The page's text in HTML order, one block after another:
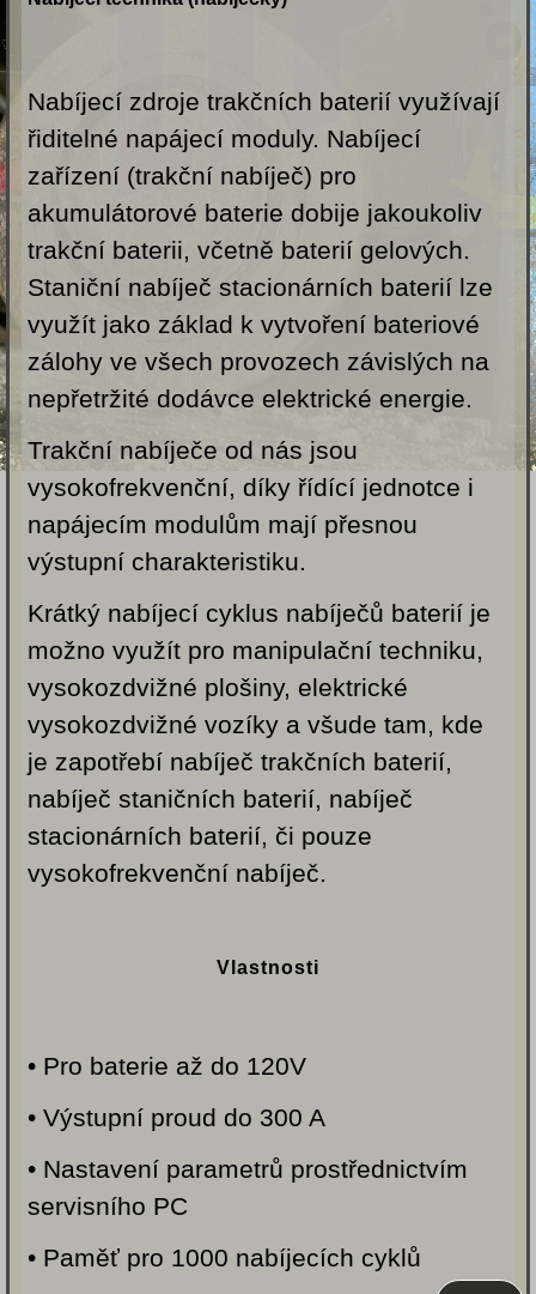
Nabíjecí zdroje trakčních baterií využívají
řiditelné napájecí moduly. Nabíjecí
zařízení (trakční nabíječ) pro
akumulátorové baterie dobije jakoukoliv
trakční baterii, včetně baterií gelových.
Staniční nabíječ stacionárních baterií lze
využít jako základ k vytvoření bateriové
zálohy ve všech provozech závislých na
nepřetržité dodávce elektrické energie.
Trakční nabíječe od nás jsou
vysokofrekvenční, díky řídící jednotce i
napájecím modulům mají přesnou
výstupní charakteristiku.
Krátký nabíjecí cyklus nabíječů baterií je
možno využít pro manipulační techniku,
vysokozdvižné plošiny, elektrické
vysokozdvižné vozíky a všude tam, kde
je zapotřebí nabíječ trakčních baterií,
nabíječ staničních baterií, nabíječ
stacionárních baterií, či pouze
vysokofrekvenční nabíječ.
Vlastnosti
• Pro baterie až do 120V
• Výstupní proud do 300 A
• Nastavení parametrů prostřednictvím
servisního PC
• Paměť pro 1000 nabíjecích cyklů